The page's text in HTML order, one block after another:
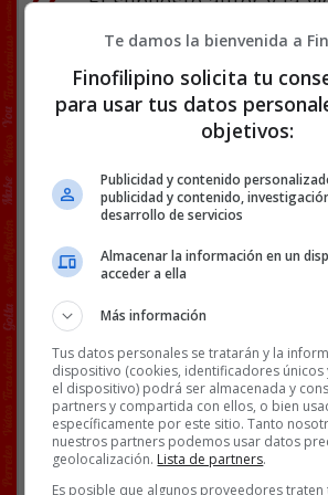
pueblo que hasta la
trabajaba en una
la que fue despedido,
Tras atacarla, el asesіno
cuerpo en el interior de
varias prendas y otros
buscar indicios que le
Facebook
Twitter
WhatsApp
Gmail
Copy
Link
NOTICIAS PERROS
69
Te damos la bienvenida a
Finofilipino solicita tu
para usar tus datos
objetivos:
Publicidad y contenido
publicidad y contenido,
desarrollo de servicios
Almacenar la información en un
acceder a ella
Más información
Tus datos personales se tratarán y la
dispositivo (cookies, identificadores únicos
el dispositivo) podrá ser almacenada y
partners y compartida con ellos, o bien
específicamente por este sitio. Tanto
nuestros partners podemos usar datos
geolocalización. Lista de partners.
Es posible que algunos proveedores traten